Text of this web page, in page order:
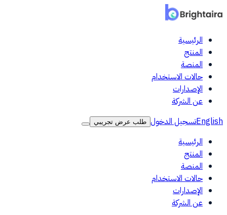
الرئيسية
المنتج
المنصة
حالات الاستخدام
الإصدارات
عن الشركة
Englishتسجيل الدخول طلب عرض تجريبي
الرئيسية
المنتج
المنصة
حالات الاستخدام
الإصدارات
عن الشركة